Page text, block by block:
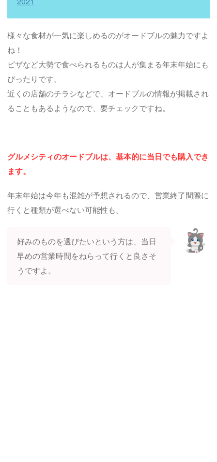
様々な食材が一気に楽しめるのがオードブルの魅力ですよ
ね！
ピザなど大勢で食べられるものは人が集まる年末年始にも
ぴったりです。
近くの店舗のチラシなどで、オードブルの情報が掲載され
ることもあるようなので、要チェックですね。
グルメシティのオードブルは、基本的に当日でも購入でき
ます。
年末年始は今年も混雑が予想されるので、営業終了間際に
行くと種類が選べない可能性も。
好みのものを選びたいという方は、当日
早めの営業時間をねらって行くと良さそ
うですよ。